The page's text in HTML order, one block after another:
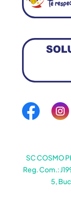
SC COSMO
Reg. Com.:
5,